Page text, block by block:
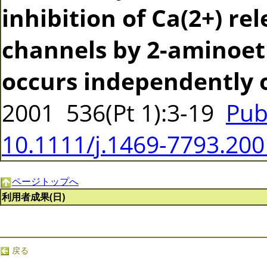
inhibition of Ca(2+)
channels by 2-
occurs independently
2001 536(Pt 1):3-19
10.1111/j.1469-
ページトップへ
利用者成果(日)
戻る